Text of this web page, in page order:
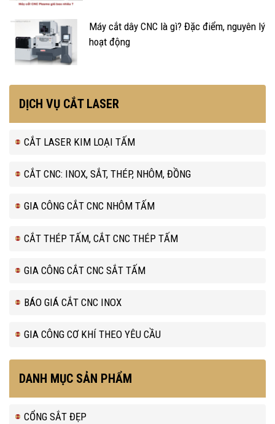
Máy cắt dây CNC là gì? Đặc điểm, nguyên lý
hoạt động
DỊCH VỤ CẮT LASER
CẮT LASER KIM LOẠI TẤM
CẮT CNC: INOX, SẮT, THÉP, NHÔM, ĐỒNG
GIA CÔNG CẮT CNC NHÔM TẤM
CẮT THÉP TẤM, CẮT CNC THÉP TẤM
GIA CÔNG CẮT CNC SẮT TẤM
BÁO GIÁ CẮT CNC INOX
GIA CÔNG CƠ KHÍ THEO YÊU CẦU
DANH MỤC SẢN PHẨM
CỔNG SẮT ĐẸP